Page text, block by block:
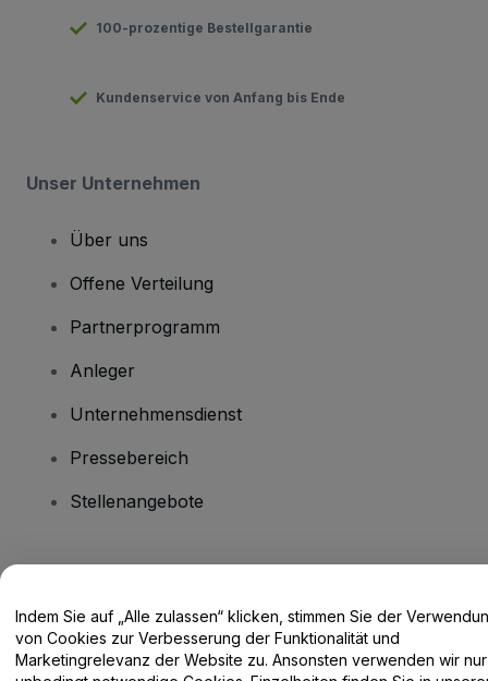
100-prozentige Bestellgarantie
Kundenservice von Anfang bis Ende
Unser Unternehmen
Über uns
Offene Verteilung
Partnerprogramm
Anleger
Unternehmensdienst
Pressebereich
Stellenangebote
Hilfe-Center / Kontakt
Indem Sie auf „Alle zulassen“ klicken, stimmen Sie der
von Cookies zur Verbesserung der Funktionalität und
Marketingrelevanz der Website zu. Ansonsten verwenden wir nur